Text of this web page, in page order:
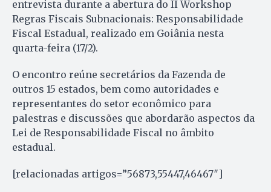
entrevista durante a abertura do II Workshop
Regras Fiscais Subnacionais: Responsabilidade
Fiscal Estadual, realizado em Goiânia nesta
quarta-feira (17/2).
O encontro reúne secretários da Fazenda de
outros 15 estados, bem como autoridades e
representantes do setor econômico para
palestras e discussões que abordarão aspectos da
Lei de Responsabilidade Fiscal no âmbito
estadual.
[relacionadas artigos=”56873,55447,46467″]